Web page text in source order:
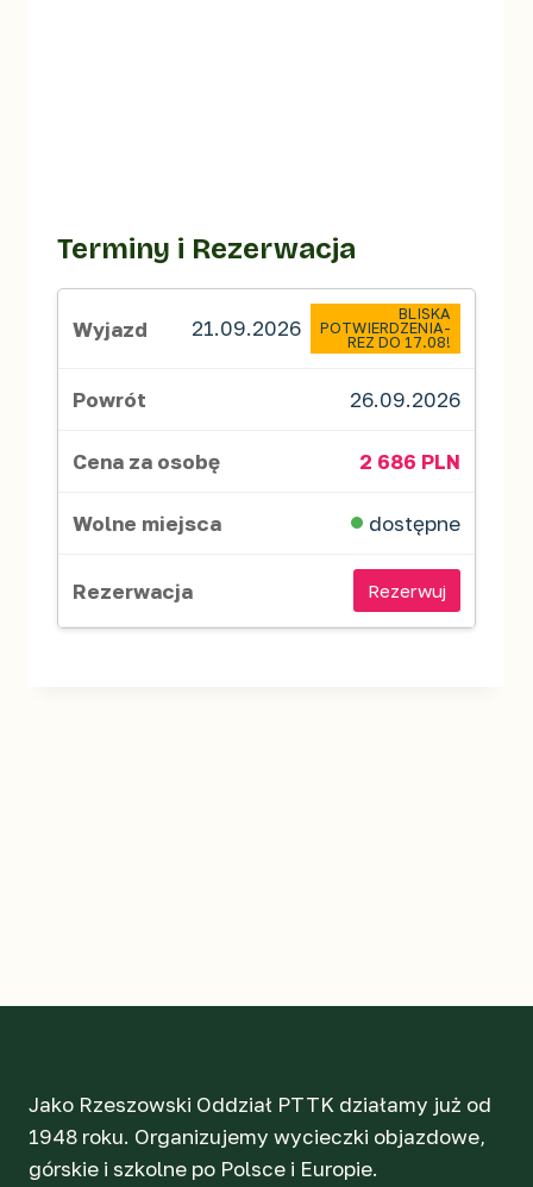
Terminy i Rezerwacja
21.09.2026
BLISKA
POTWIERDZENIA-
REZ DO 17.08!
26.09.2026
2 686 PLN
dostępne
Rezerwuj
Jako Rzeszowski Oddział PTTK działamy już od
1948 roku. Organizujemy wycieczki objazdowe,
górskie i szkolne po Polsce i Europie.